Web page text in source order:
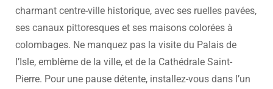
charmant centre-ville historique, avec ses ruelles pavées,
ses canaux pittoresques et ses maisons colorées à
colombages. Ne manquez pas la visite du Palais de
l’Isle, emblème de la ville, et de la Cathédrale Saint-
Pierre. Pour une pause détente, installez-vous dans l’un